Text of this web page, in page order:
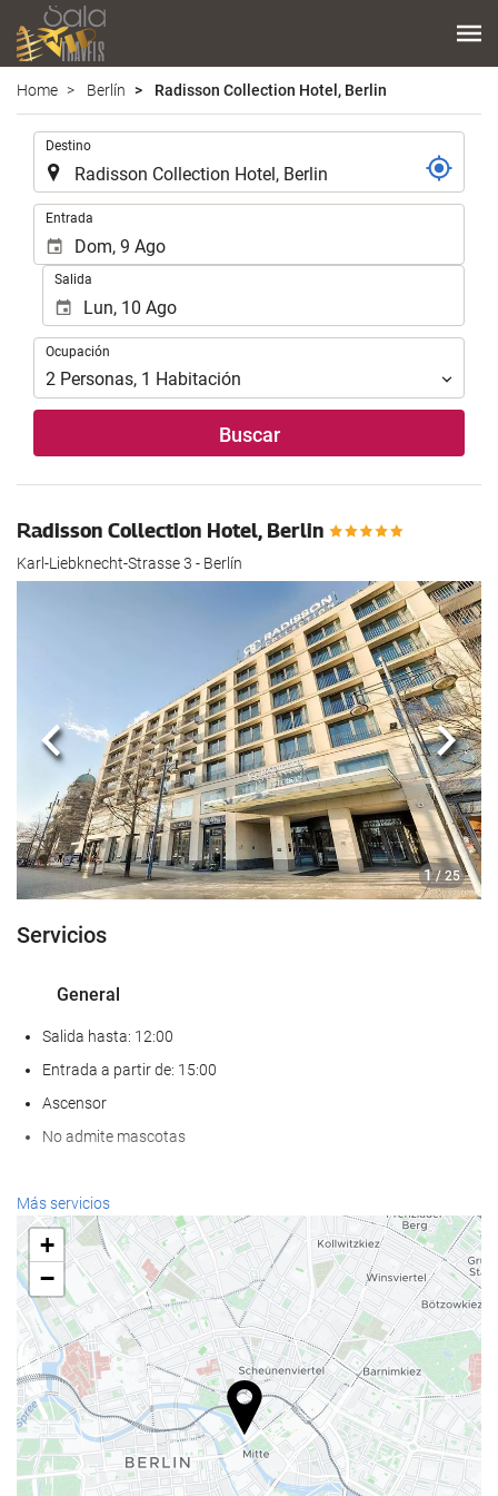
Home Berlín Radisson Collection Hotel, Berlin
Destino
Entrada
Salida
Ocupación
Ocupación
2 Personas, 1 Habitación
Buscar
Radisson Collection Hotel, Berlin
Karl-Liebknecht-Strasse 3 - Berlín
1 / 25
Anterior
Servicios
General
Salida hasta: 12:00
Entrada a partir de: 15:00
Ascensor
No admite mascotas
Servicios de recepción
Recepción 24 horas
Guardaequipaje
Comida y bebida
Restaurante a la carta
Bar
Bienestar
Más servicios
+
−